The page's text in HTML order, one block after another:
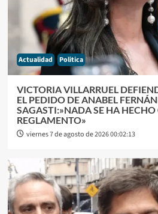
Actualidad Politica
VICTORIA VILLARRUEL
EL PEDIDO DE ANABEL
SAGASTI:»NADA SE HA HECHO
REGLAMENTO»
viernes 7 de agosto de 2026 00:02:13